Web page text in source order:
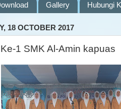
Gallery Hubungi
18 OCTOBER 2017
1 SMK Al-Amin kapuas